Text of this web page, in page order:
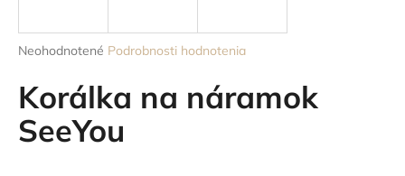
Priemerné
produktu
je
0,0
z
Neohodnotené Podrobnosti hodnotenia
Korálka na náramok
SeeYou
j
ť
?